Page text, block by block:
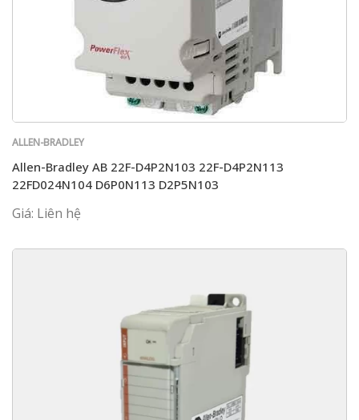
ALLEN-BRADLEY
Allen-Bradley AB 22F-D4P2N103 22F-D4P2N113
22FD024N104 D6P0N113 D2P5N103
Giá: Liên hệ